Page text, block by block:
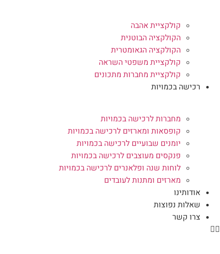
קולקציית אהבה
הקולקציה הבוטנית
הקולקציה הגאומטרית
קולקציית משפטי השראה
קולקציית מחברות מתכונים
רכישה בכמויות
מחברות לרכישה בכמויות
קופסאות ומארזים לרכישה בכמויות
יומנים שבועיים לרכישה בכמויות
פנקסים מעוצבים לרכישה בכמויות
לוחות שנה ופלאנרים לרכישה בכמויות
מארזים ומתנות לעובדים
אודותינו
שאלות נפוצות
צרו קשר